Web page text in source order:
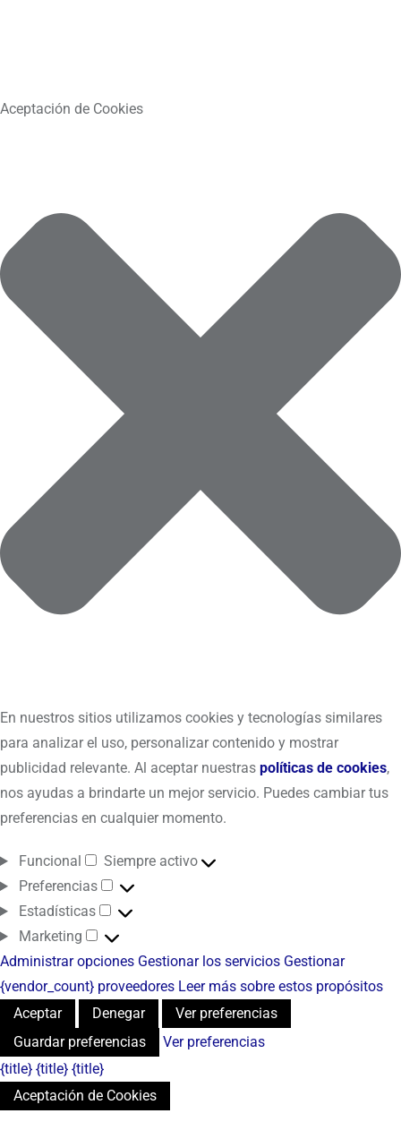
Aceptación de Cookies
En nuestros sitios utilizamos cookies y tecnologías similares
para analizar el uso, personalizar contenido y mostrar
publicidad relevante. Al aceptar nuestras políticas de cookies,
nos ayudas a brindarte un mejor servicio. Puedes cambiar tus
preferencias en cualquier momento.
Funcional
Siempre activo
Preferencias
Estadísticas
Marketing
Administrar opciones Gestionar los servicios Gestionar
{vendor_count} proveedores Leer más sobre estos propósitos
Aceptar
Denegar
Ver preferencias
Guardar preferencias
Ver preferencias
{title} {title} {title}
Aceptación de Cookies